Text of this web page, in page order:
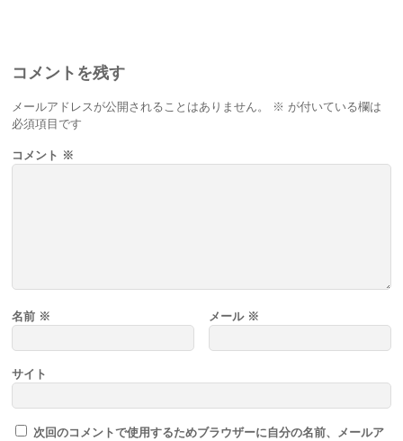
コメントを残す
メールアドレスが公開されることはありません。 ※ が付いている欄は
必須項目です
コメント ※
名前 ※ メール ※
サイト
次回のコメントで使用するためブラウザーに自分の名前、メールア